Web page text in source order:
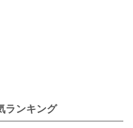
ランキング